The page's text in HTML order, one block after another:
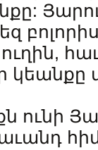
ուղին,
կեանքը
ունի